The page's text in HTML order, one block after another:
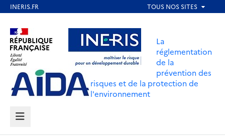
contenu
principal
Aller au contenu Aller au menu
Aller au pied de page
La
réglementation
de la
prévention des
risques et de la protection de
l'environnement
MENU